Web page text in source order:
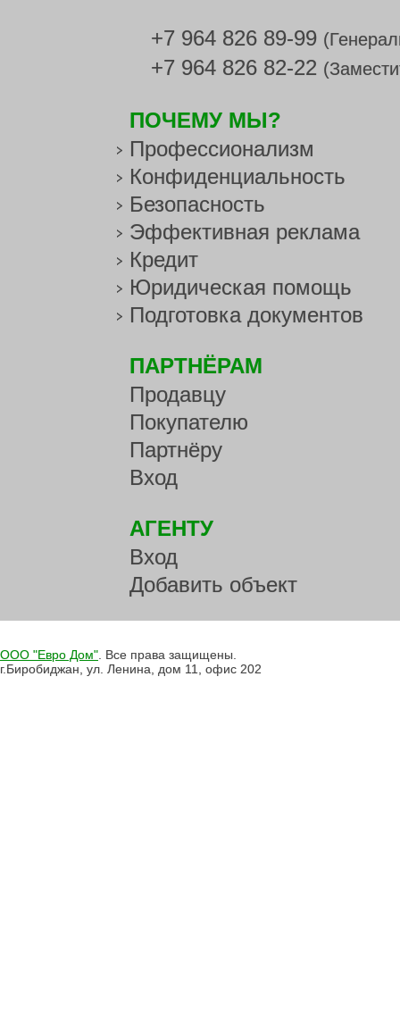
+7 964 826 89-99
+7 964 826 82-22
ПОЧЕМУ МЫ?
Профессионализм
Конфиденциальность
Безопасность
Эффективная реклама
Кредит
Юридическая помощь
Подготовка документов
ПАРТНЁРАМ
Продавцу
Покупателю
Партнёру
Вход
АГЕНТУ
Вход
Добавить объект
ООО "Евро Дом" . Все права защищены.
г.Биробиджан, ул. Ленина, дом 11, офис 202